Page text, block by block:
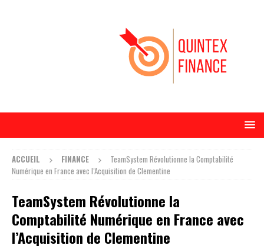
ACCUEIL FINANCE
TeamSystem Révolutionne la Comptabilité
Numérique en France avec l’Acquisition de Clementine
TeamSystem Révolutionne la
Comptabilité Numérique en France avec
l’Acquisition de Clementine